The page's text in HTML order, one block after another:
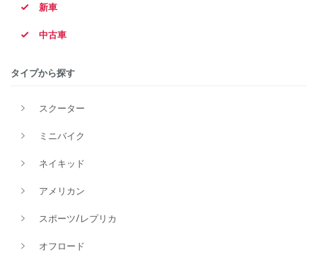
新車
中古車
タイプから探す
スクーター
ミニバイク
ネイキッド
アメリカン
スポーツ/レプリカ
オフロード
メーカー
排気量